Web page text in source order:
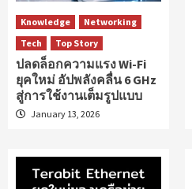
Knowledge
Networking
Tech
Top Story
ปลดล็อกความแรง Wi-Fi
ยุคใหม่ อัปพลังคลื่น 6 GHz
สู่การใช้งานเต็มรูปแบบ
January 13, 2026